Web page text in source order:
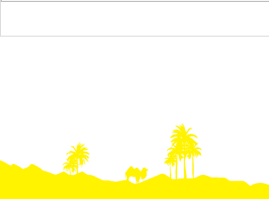
PRESSE 📰 Petit Déj' au